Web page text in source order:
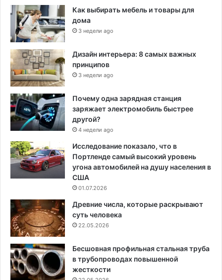
Как выбирать мебель и товары для
дома
3 недели ago
Дизайн интерьера: 8 самых важных
принципов
3 недели ago
Почему одна зарядная станция
заряжает электромобиль быстрее
другой?
4 недели ago
Исследование показало, что в
Портленде самый высокий уровень
угона автомобилей на душу населения в
США
01.07.2026
Древние числа, которые раскрывают
суть человека
22.05.2026
Бесшовная профильная стальная труба
в трубопроводах повышенной
жесткости